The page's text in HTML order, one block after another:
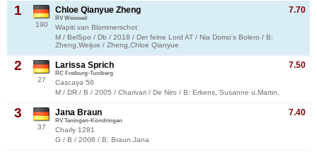
1
190
7.70
Chloe Qianyue Zheng
RV Weisweil
Wapiti van Blommerschot
M / BelSpo / Db / 2018 / Der feine Lord AT / Nia Domo's Bolero / B:
Zheng,Weijue / Zheng,Chloe Qianyue
2
27
7.50
Larissa Sprich
RC Freiburg-Tuniberg
Cascaya 56
M / DR / B / 2005 / Charivari / De Niro / B: Erkens, Susanne u.Martin,
3
37
7.40
Jana Braun
RV Teningen-Köndringen
Charly 1281
G / B / 2006 / B: Braun,Jana